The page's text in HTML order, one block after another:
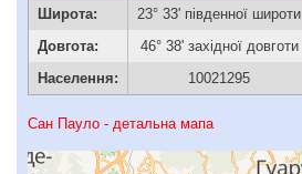
Широта:
23° 33' південної широти
Довгота:
46° 38' західної довготи
Населення:
10021295
Сан Пауло - детальна мапа